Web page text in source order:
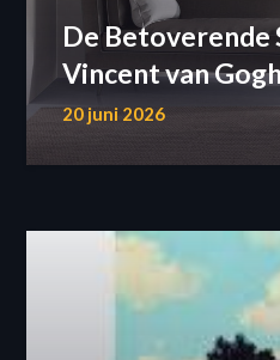
De Betoverende
Vincent van
20 juni 2026